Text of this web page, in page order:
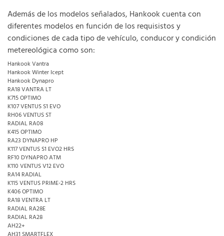
Además de los modelos señalados, Hankook cuenta con
diferentes modelos en función de los requisistos y
condiciones de cada tipo de vehículo, conducor y condición
metereológica como son:
Hankook Vantra
Hankook Winter Icept
Hankook Dynapro
RA18 VANTRA LT
K715 OPTIMO
K107 VENTUS S1 EVO
RH06 VENTUS ST
RADIAL RA08
K415 OPTIMO
RA23 DYNAPRO HP
K117 VENTUS S1 EVO2 HRS
RF10 DYNAPRO ATM
K110 VENTUS V12 EVO
RA14 RADIAL
K115 VENTUS PRIME-2 HRS
K406 OPTIMO
RA18 VENTRA LT
RADIAL RA28E
RADIAL RA28
AH22+